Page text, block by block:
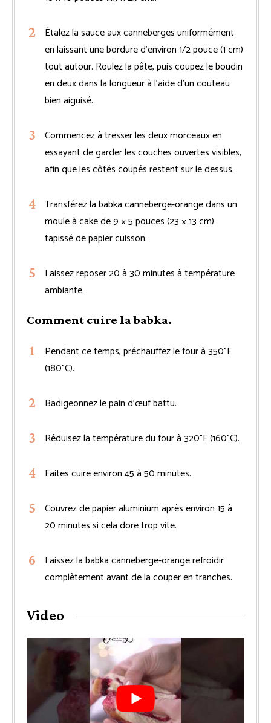
Étalez la sauce aux canneberges uniformément
en laissant une bordure d’environ 1/2 pouce (1 cm)
tout autour. Roulez la pâte, puis coupez le boudin
en deux dans la longueur à l’aide d’un couteau
bien aiguisé.
Commencez à tresser les deux morceaux en
essayant de garder les couches ouvertes visibles,
afin que les côtés coupés restent sur le dessus.
Transférez la babka canneberge-orange dans un
moule à cake de 9 × 5 pouces (23 × 13 cm)
tapissé de papier cuisson.
Laissez reposer 20 à 30 minutes à température
ambiante.
Comment cuire la babka.
Pendant ce temps, préchauffez le four à 350°F
(180°C).
Badigeonnez le pain d’œuf battu.
Réduisez la température du four à 320°F (160°C).
Faites cuire environ 45 à 50 minutes.
Couvrez de papier aluminium après environ 15 à
20 minutes si cela dore trop vite.
Laissez la babka canneberge-orange refroidir
complètement avant de la couper en tranches.
Video